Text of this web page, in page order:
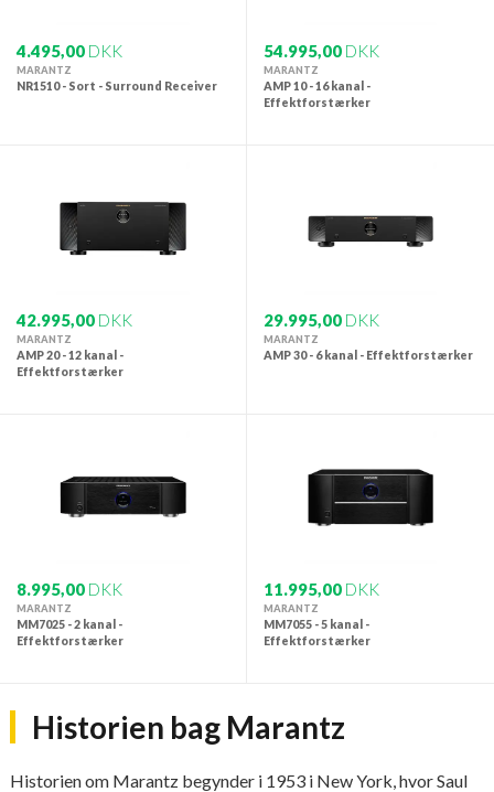
4.495,00 DKK
MARANTZ
NR1510 - Sort - Surround Receiver
54.995,00 DKK
MARANTZ
AMP 10 - 16 kanal -
Effektforstærker
42.995,00 DKK
MARANTZ
AMP 20 - 12 kanal -
Effektforstærker
29.995,00 DKK
MARANTZ
AMP 30 - 6 kanal - Effektforstærker
8.995,00 DKK
MARANTZ
MM7025 - 2 kanal -
Effektforstærker
11.995,00 DKK
MARANTZ
MM7055 - 5 kanal -
Effektforstærker
Historien bag Marantz
Historien om Marantz begynder i 1953 i New York, hvor Saul